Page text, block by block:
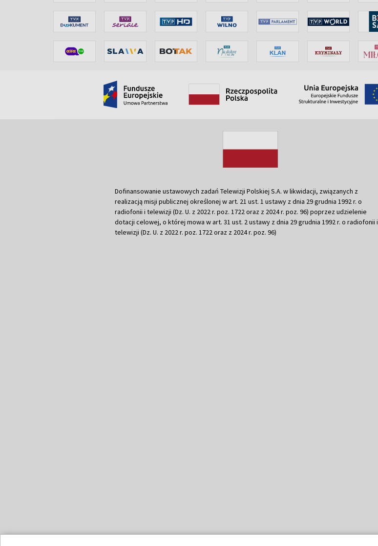
Dofinansowanie ustawowych zadań Telewizji Polskiej S.A. w likwidacji, związanych z
realizacją misji publicznej określonej w art. 21 ust. 1 ustawy z dnia 29 grudnia 1992 r. o
radiofonii i telewizji (Dz. U. z 2022 r. poz. 1722 oraz z 2024 r. poz. 96) poprzez udzielenie
dotacji celowej, o której mowa w art. 31 ust. 2 ustawy z dnia 29 grudnia 1992 r. o radiofonii i
telewizji (Dz. U. z 2022 r. poz. 1722 oraz z 2024 r. poz. 96)